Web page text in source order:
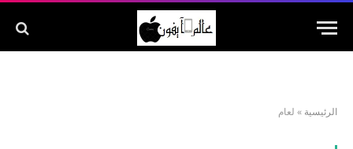
الرئيسية » لعام